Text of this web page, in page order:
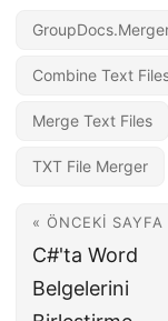
Combine Text
Merge Text Files
TXT File Merger
« ÖNCEKI SAYFA
C#'ta Word
Belgelerini